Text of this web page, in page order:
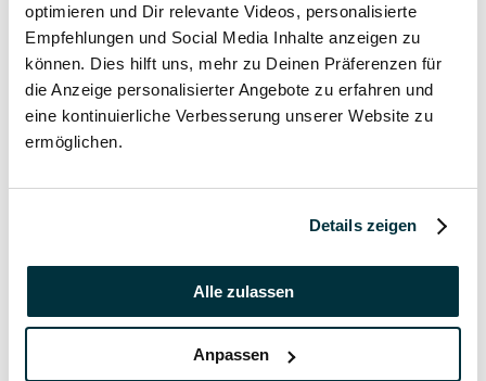
optimieren und Dir relevante Videos, personalisierte
Empfehlungen und Social Media Inhalte anzeigen zu
können. Dies hilft uns, mehr zu Deinen Präferenzen für
die Anzeige personalisierter Angebote zu erfahren und
eine kontinuierliche Verbesserung unserer Website zu
ermöglichen.
Details zeigen
Alle zulassen
Anpassen
Welpen
Wann haben Welpen Zahnwechsel?
Hunde